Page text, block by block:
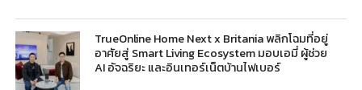
TrueOnline Home Next x Britania พลิกโฉมที่อยู่
อาศัยสู่ Smart Living Ecosystem มอบเอมี่ ผู้ช่วย
AI อัจฉริยะ และอินเทอร์เน็ตบ้านไฟเบอร์